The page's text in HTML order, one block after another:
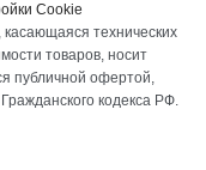
Cookie
технических
товаров, носит
публичной офертой,
кодекса РФ.